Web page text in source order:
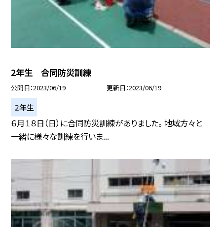
2年生 合同防災訓練
公開日 2023/06/19 更新日 2023/06/19
２年生
６月１８日（日）に合同防災訓練がありました。 地域方々と
一緒に様々な訓練を行いま...